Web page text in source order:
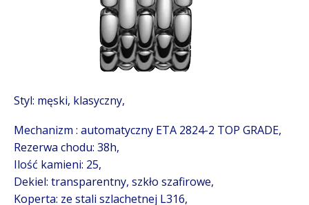
Styl: męski, klasyczny,
Mechanizm : automatyczny ETA 2824-2 TOP GRADE,
Rezerwa chodu: 38h,
Ilość kamieni: 25,
Dekiel: transparentny, szkło szafirowe,
Koperta: ze stali szlachetnej L316,